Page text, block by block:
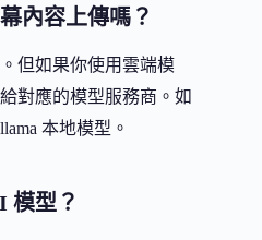
內容上傳嗎？
但如果你使用雲端模
對應的模型服務商。如
本地模型。
模型？